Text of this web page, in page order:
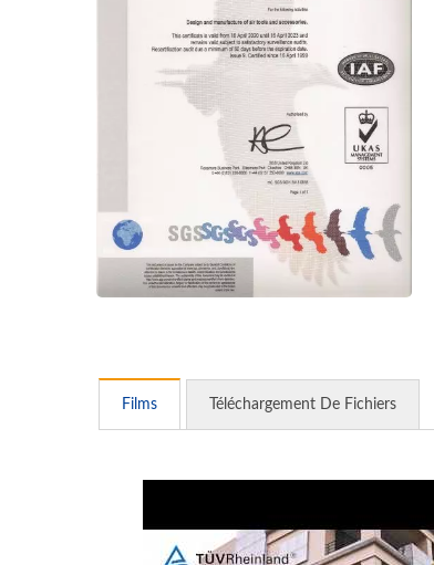
Films Téléchargement De Fichiers